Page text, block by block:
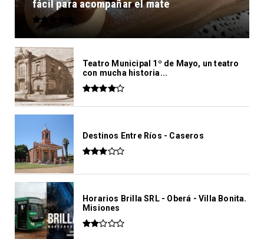
fácil para acompañar el mate
Teatro Municipal 1º de Mayo, un teatro
con mucha historia...
Destinos Entre Ríos - Caseros
Horarios Brilla SRL - Oberá - Villa Bonita.
Misiones